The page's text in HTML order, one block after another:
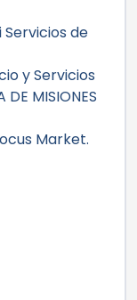
Servicios de
y Servicios
DE MISIONES
Market.